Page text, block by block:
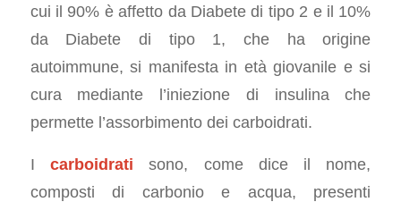
cui il 90% è affetto da Diabete di tipo 2 e il 10%
da Diabete di tipo 1, che ha origine
autoimmune, si manifesta in età giovanile e si
cura mediante l’iniezione di insulina che
permette l’assorbimento dei carboidrati.
I carboidrati sono, come dice il nome,
composti di carbonio e acqua, presenti